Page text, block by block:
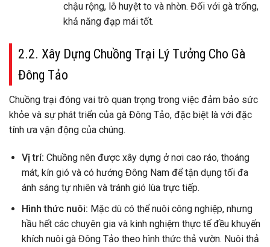
chậu rộng, lỗ huyệt to và nhờn. Đối với gà trống,
khả năng đạp mái tốt.
2.2. Xây Dựng Chuồng Trại Lý Tưởng Cho Gà
Đông Tảo
Chuồng trại đóng vai trò quan trọng trong việc đảm bảo sức
khỏe và sự phát triển của gà Đông Tảo, đặc biệt là với đặc
tính ưa vận động của chúng.
Vị trí: Chuồng nên được xây dựng ở nơi cao ráo, thoáng
mát, kín gió và có hướng Đông Nam để tận dụng tối đa
ánh sáng tự nhiên và tránh gió lùa trực tiếp.
Hình thức nuôi: Mặc dù có thể nuôi công nghiệp, nhưng
hầu hết các chuyên gia và kinh nghiệm thực tế đều khuyến
khích nuôi gà Đông Tảo theo hình thức thả vườn. Nuôi thả